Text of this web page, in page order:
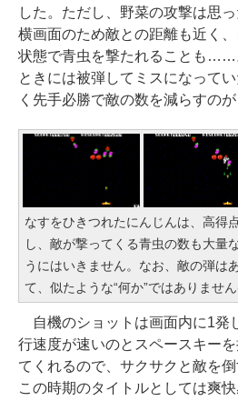
した。ただし、野菜の攻撃は思
横画面のため敵との距離も近く
状態で青虫を撃たれることも……
ときには被弾してミスになって
く先手必勝で敵の数を減らすのが
なすをひきつれたにんじんは、高得
し、敵が撃ってくる青虫の数も大量
うにはいきません。なお、敵の弾は
て、似たような“何か”ではありません
自機のショットは画面内に1発
行速度が速いのとスペースキー
てくれるので、サクサクと敵を倒
この時期のタイトルとしては爽